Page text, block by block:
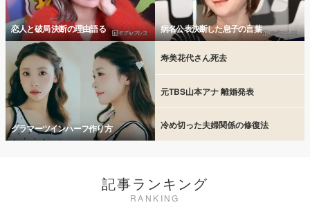
恋人と破局 決断の理由語る 病名公表決断した息子の言葉
グラマーツインハーフ作り方
寿美花代さん死去
元TBS山本アナ 離婚発表
冷め切った夫婦関係の修復法
記事ランキング
RANKING